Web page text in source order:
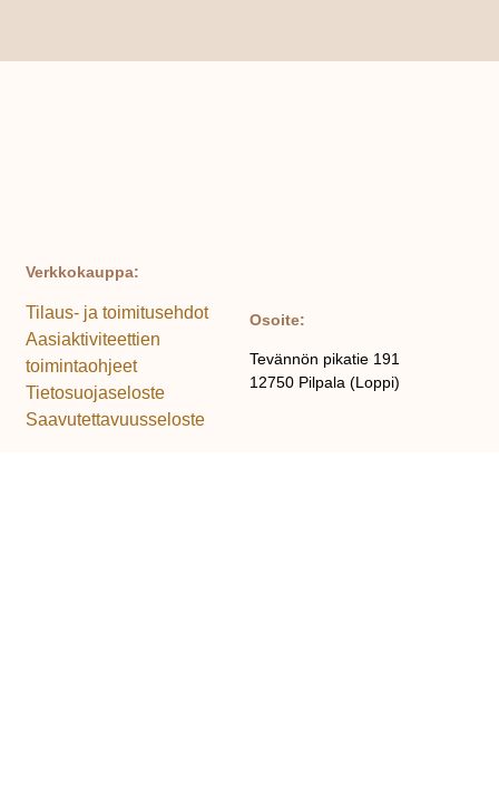
Osoite:
Tevännön pikatie 191
12750 Pilpala (Loppi)
Verkkokauppa:
Tilaus- ja toimitusehdot
Aasiaktiviteettien
toimintaohjeet
Tietosuojaseloste
Saavutettavuusseloste